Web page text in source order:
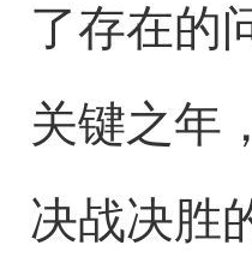
了存在的
关键之年
决战决胜